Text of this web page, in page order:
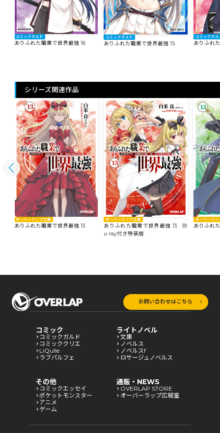
コミックガルド
ありふれた職業で世界最強 16
コミックガルド
ありふれた職業で世界最強 15
コミックガル
ありふれ
シリーズ関連作品
オーバーラップ文庫
ありふれた職業で世界最強 13
オーバーラップ文庫
ありふれた職業で世界最強 13 Bl
u-ray付き特装版
オーバーラッ
ありふれ
お問い合わせはこちら
コミック
コミックガルド
コミッククリエ
LiQulle
ラブパルフェ
ライトノベル
文庫
ノベルス
ノベルスf
ロサージュノベルス
その他
コミックエッセイ
ポケットモンスター
アニメ
ゲーム
通販・NEWS
OVERLAP STORE
オーバーラップ広報室